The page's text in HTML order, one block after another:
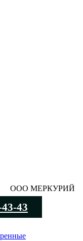
ООО МЕРКУРИЙ
43